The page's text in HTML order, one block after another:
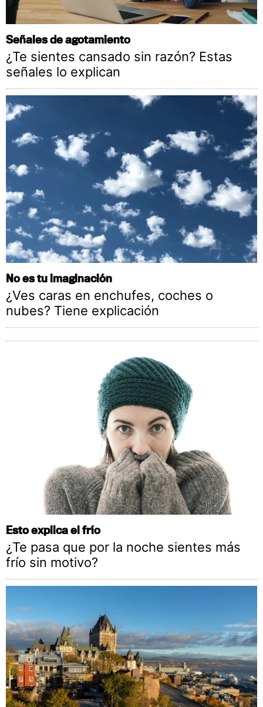
Señales de agotamiento
¿Te sientes cansado sin razón? Estas
señales lo explican
No es tu imaginación
¿Ves caras en enchufes, coches o
nubes? Tiene explicación
Esto explica el frío
¿Te pasa que por la noche sientes más
frío sin motivo?